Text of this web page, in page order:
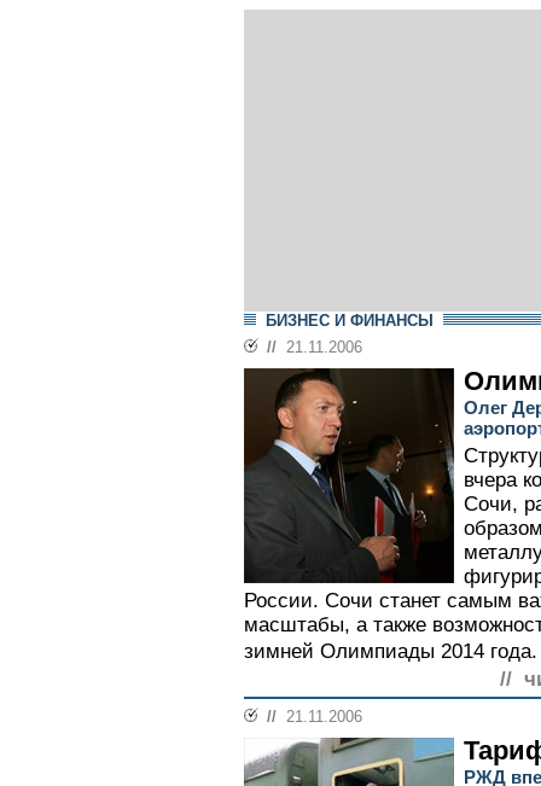
БИЗНЕС И ФИНАНСЫ
// 21.11.2006
Олег
вчера
Сочи,
России. Сочи станет самым
масштабы, а также
зимней Олимпиады 2014 года.
//
// 21.11.2006
РЖД